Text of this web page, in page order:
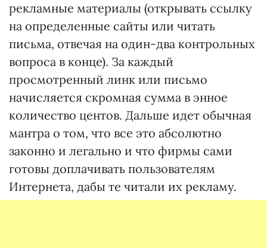
рекламные материалы (открывать ссылку
на определенные сайты или читать
письма, отвечая на один-два контрольных
вопроса в конце). За каждый
просмотренный линк или письмо
начисляется скромная сумма в энное
количество центов. Дальше идет обычная
мантра о том, что все это абсолютно
законно и легально и что фирмы сами
готовы доплачивать пользователям
Интернета, дабы те читали их рекламу.